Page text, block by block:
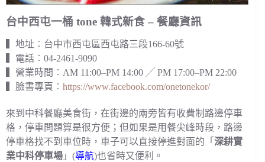
台中西屯一桶 tone 韓式新食 – 餐廳資訊
▍地址︰台中市西屯區西屯路三段166-60號
▍電話︰04-2461-9090
▍營業時間︰AM 11:00–PM 14:00 ╱ PM 17:00–PM 22:00
▍臉書專頁︰ https://www.facebook.com/onetonekor/
來到中科餐廳美食街，在街邊的兩旁皆有收費制路邊停車
格，停車問題算是很方便；但如果是用餐尖峰時段，路邊
停車格找不到車位時，車子可以直接停進對面的「 深耕實
業中科停車場 」(導航)也省時又便利。